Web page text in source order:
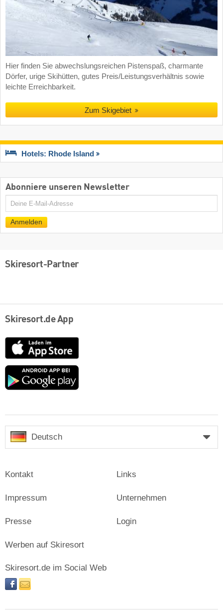
Hier finden Sie abwechslungsreichen Pistenspaß, charmante
Dörfer, urige Skihütten, gutes Preis/Leistungsverhältnis sowie
leichte Erreichbarkeit.
Zum Skigebiet
Hotels: Rhode Island
Abonniere unseren Newsletter
E-
Anmelden
Skiresort-Partner
Skiresort.de App
App
Store
Google
Deutsch
Kontakt
Impressum
Presse
Links
Unternehmen
Login
Werben auf Skiresort
Skiresort.de im Social Web
facebooknewsletter